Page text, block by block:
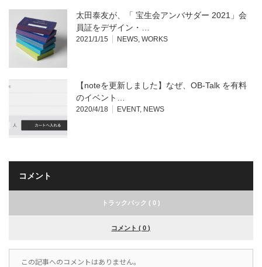
太田泰友が、「 宝生会アンバサダー 2021」会
員証をデザイン・…
2021/1/15 NEWS, WORKS
【noteを更新しました】なぜ、OB-Talk を有料
のイベント…
2020/4/18 EVENT, NEWS
コメント
トラックバック ( 0 )
コメント ( 0 )
この記事へのコメントはありません。